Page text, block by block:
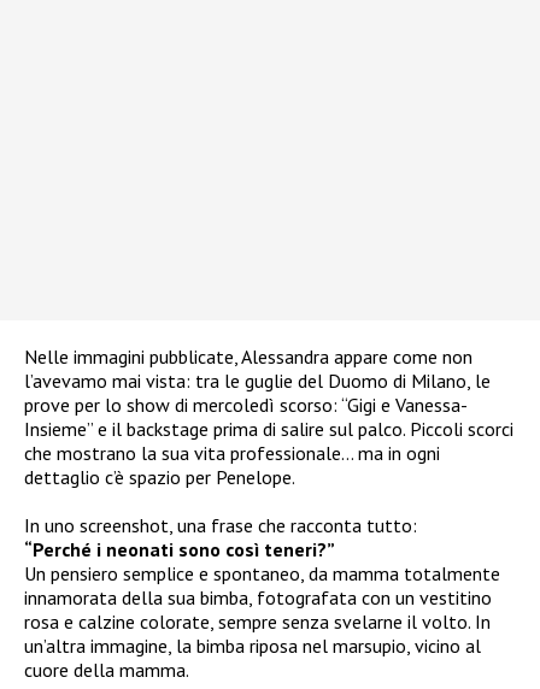
Nelle immagini pubblicate, Alessandra appare come non
l’avevamo mai vista: tra le guglie del Duomo di Milano, le
prove per lo show di mercoledì scorso: “Gigi e Vanessa-
Insieme” e il backstage prima di salire sul palco. Piccoli scorci
che mostrano la sua vita professionale… ma in ogni
dettaglio c’è spazio per Penelope.
In uno screenshot, una frase che racconta tutto:
“Perché i neonati sono così teneri?”
Un pensiero semplice e spontaneo, da mamma totalmente
innamorata della sua bimba, fotografata con un vestitino
rosa e calzine colorate, sempre senza svelarne il volto. In
un’altra immagine, la bimba riposa nel marsupio, vicino al
cuore della mamma.